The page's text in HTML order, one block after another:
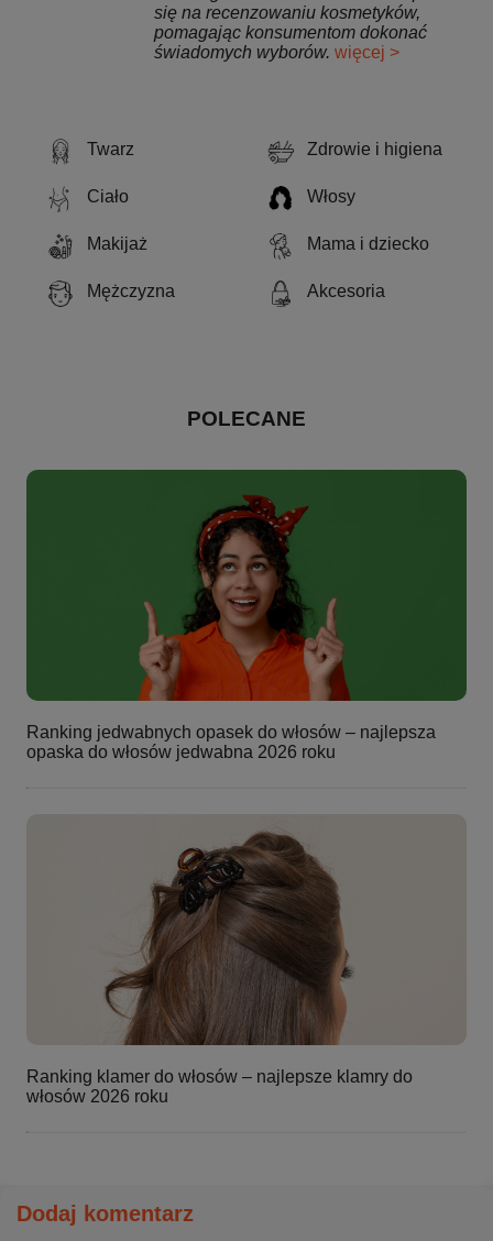
Twarz Zdrowie i higiena
Ciało Włosy
Makijaż Mama i dziecko
Mężczyzna Akcesoria
POLECANE
Ranking jedwabnych opasek do włosów – najlepsza
opaska do włosów jedwabna 2026 roku
Ranking klamer do włosów – najlepsze klamry do
włosów 2026 roku
się na recenzowaniu kosmetyków,
pomagając konsumentom dokonać
świadomych wyborów. więcej >
Dodaj komentarz